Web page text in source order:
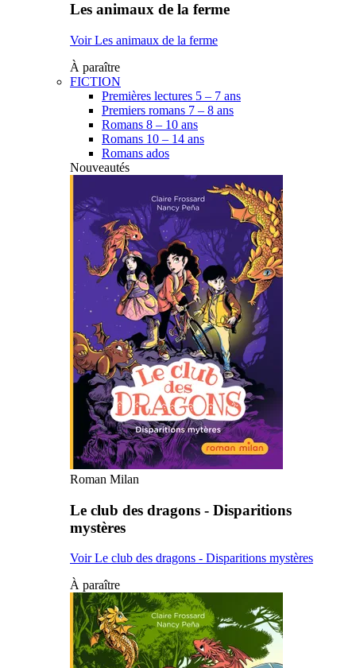
Les animaux de la ferme
Voir Les animaux de la ferme
À paraître
FICTION
Premières lectures 5 – 7 ans
Premiers romans 7 – 8 ans
Romans 8 – 10 ans
Romans 10 – 14 ans
Romans ados
Nouveautés
Roman Milan
Le club des dragons - Disparitions
mystères
Voir Le club des dragons - Disparitions mystères
À paraître